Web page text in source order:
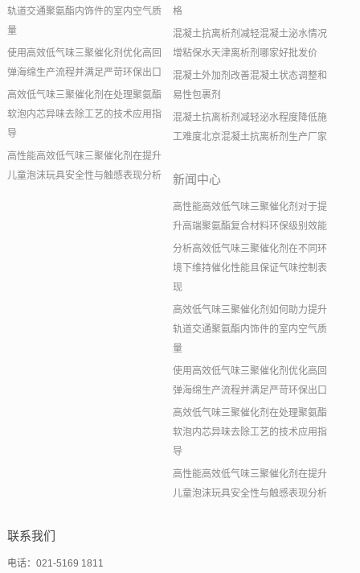
轨道交通聚氨酯内饰件的室内空气质
量
使用高效低气味三聚催化剂优化高回
弹海绵生产流程并满足严苛环保出口
高效低气味三聚催化剂在处理聚氨酯
软泡内芯异味去除工艺的技术应用指
导
高性能高效低气味三聚催化剂在提升
儿童泡沫玩具安全性与触感表现分析
格
混凝土抗离析剂减轻混凝土泌水情况
增粘保水天津离析剂哪家好批发价
混凝土外加剂改善混凝土状态调整和
易性包裹剂
混凝土抗离析剂减轻泌水程度降低施
工难度北京混凝土抗离析剂生产厂家
新闻中心
高性能高效低气味三聚催化剂对于提
升高端聚氨酯复合材料环保级别效能
分析高效低气味三聚催化剂在不同环
境下维持催化性能且保证气味控制表
现
高效低气味三聚催化剂如何助力提升
轨道交通聚氨酯内饰件的室内空气质
量
使用高效低气味三聚催化剂优化高回
弹海绵生产流程并满足严苛环保出口
高效低气味三聚催化剂在处理聚氨酯
软泡内芯异味去除工艺的技术应用指
导
高性能高效低气味三聚催化剂在提升
儿童泡沫玩具安全性与触感表现分析
联系我们
电话：021-5169 1811